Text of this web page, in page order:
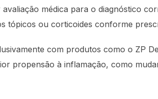
médica para o diagnóstico
tópicos ou corticoides conforme
com produtos como o ZP
propensão à inflamação, como